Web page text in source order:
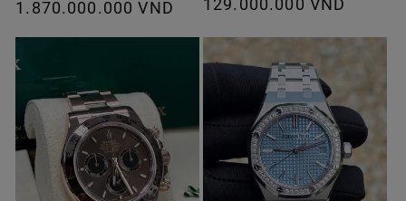
thông
ưu
1.870.000.000 VND
thường